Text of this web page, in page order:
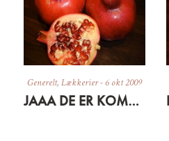
Generelt, Lækkerier- 6 okt 2009
JAAA DE ER KOMMET